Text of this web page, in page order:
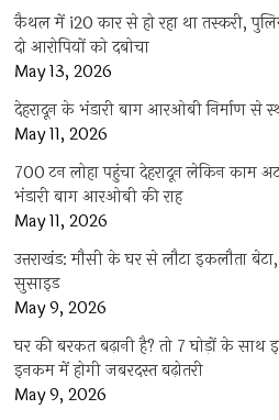
कैथल में i20 कार से हो रहा था तस्करी,
दो आरोपियों को दबोचा
May 13, 2026
देहरादून के भंडारी बाग आरओबी निर्माण से
May 11, 2026
700 टन लोहा पहुंचा देहरादून लेकिन काम
भंडारी बाग आरओबी की राह
May 11, 2026
उत्तराखंड: मौसी के घर से लौटा इकलौता
सुसाइड
May 9, 2026
घर की बरकत बढ़ानी है? तो 7 घोड़ों के साथ
इनकम में होगी जबरदस्त बढ़ोतरी
May 9, 2026